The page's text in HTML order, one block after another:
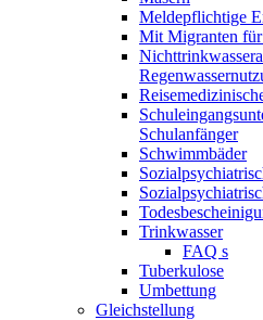
Meldepflichtige
Mit Migranten
Schulanfänger
Schwimmbäder
Trinkwasser
FAQ s
Tuberkulose
Umbettung
Gleichstellung